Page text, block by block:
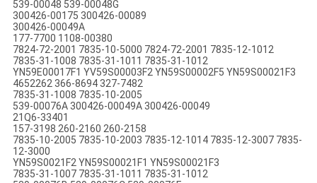
539-00048 539-00048G
300426-00175 300426-00089
300426-00049A
177-7700 1108-00380
7824-72-2001 7835-10-5000 7824-72-2001 7835-12-1012
7835-31-1008 7835-31-1011 7835-31-1012
YN59E00017F1 YV59S00003F2 YN59S00002F5 YN59S00021F3
4652262 366-8694 327-7482
7835-31-1008 7835-10-2005
539-00076A 300426-00049A 300426-00049
21Q6-33401
157-3198 260-2160 260-2158
7835-10-2005 7835-10-2003 7835-12-1014 7835-12-3007 7835-
12-3000
YN59S0021F2 YN59S00021F1 YN59S00021F3
7835-31-1007 7835-31-1011 7835-31-1012